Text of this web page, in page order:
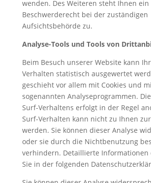
wenden. Des Weiteren steht Ihnen ein
Beschwerderecht bei der zuständigen
Aufsichtsbehörde zu.
Analyse-Tools und Tools von
Beim Besuch unserer Website kann
Verhalten statistisch ausgewertet
geschieht vor allem mit Cookies und
sogenannten Analyseprogrammen.
Surf-Verhaltens erfolgt in der Regel
Surf-Verhalten kann nicht zu Ihnen
werden. Sie können dieser Analyse
oder sie durch die Nichtbenutzung
verhindern. Detaillierte Informationen
Sie in der folgenden